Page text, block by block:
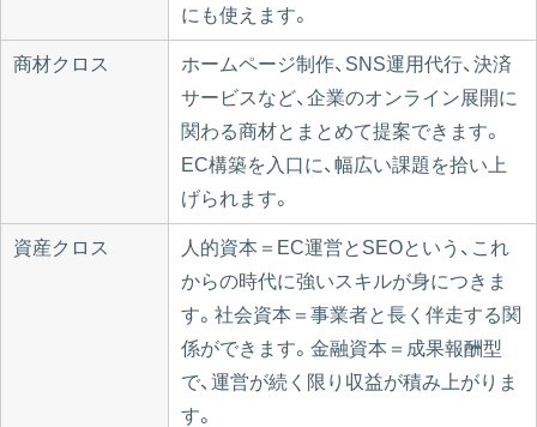
にも使えます。
商材クロス
ホームページ制作、SNS運用代行、決済
サービスなど、企業のオンライン展開に
関わる商材とまとめて提案できます。
EC構築を入口に、幅広い課題を拾い上
げられます。
資産クロス
人的資本＝EC運営とSEOという、これ
からの時代に強いスキルが身につきま
す。社会資本＝事業者と長く伴走する関
係ができます。金融資本＝成果報酬型
で、運営が続く限り収益が積み上がりま
す。